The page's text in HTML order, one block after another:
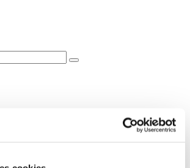
EXPERIENCE”,
PER I CLIENTI